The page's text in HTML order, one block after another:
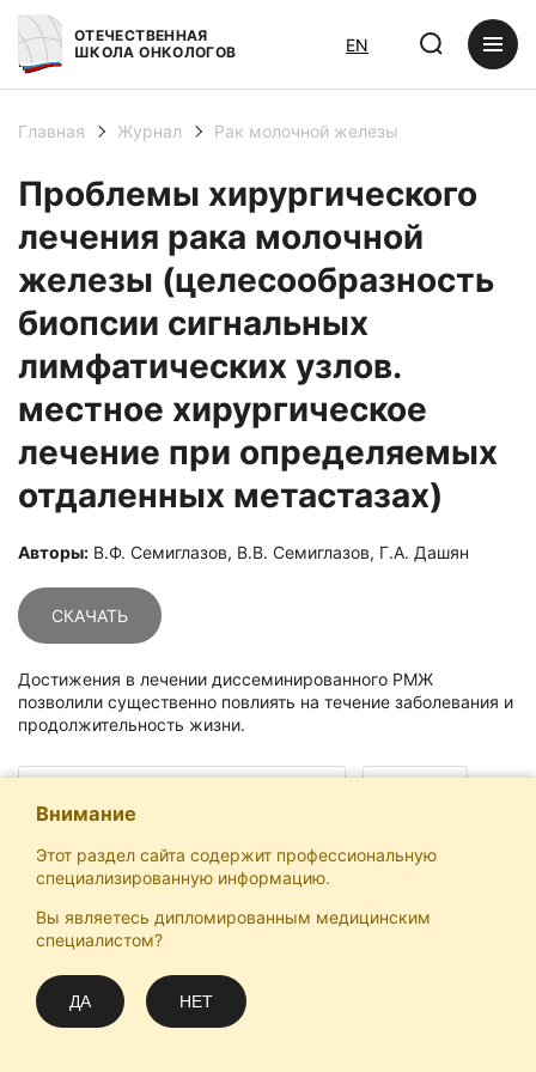
ОТЕЧЕСТВЕННАЯ
ШКОЛА ОНКОЛОГОВ
EN
Главная Журнал Рак молочной железы
Проблемы хирургического
лечения рака молочной
железы (целесообразность
биопсии сигнальных
лимфатических узлов.
местное хирургическое
лечение при определяемых
отдаленных метастазах)
Авторы: В.Ф. Семиглазов, В.В. Семиглазов, Г.А. Дашян
СКАЧАТЬ
Достижения в лечении диссеминированного РМЖ
позволили существенно повлиять на течение заболевания и
продолжительность жизни.
Внимание
Этот раздел сайта содержит профессиональную
специализированную информацию.
Вы являетесь дипломированным медицинским
специалистом?
ДА НЕТ
Отечественная Школа Онкологов
Email
info@practical-oncology.ru